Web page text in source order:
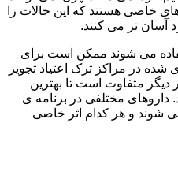
خاصی هستند که این حالات را
آسان تر می کنند.
می شوند ممکن است برای
شده در مراکز ترک اعتیاد تجویز
دیگر متفاوت است تا بهترین
مختلفی در برنامه ی
شوند و هر کدام اثر خاصی